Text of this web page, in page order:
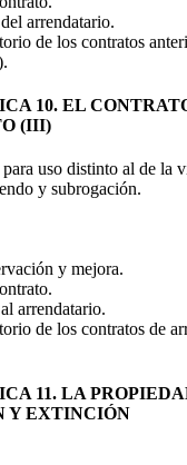
arrendatario.
de los contratos
10. EL
(III)
uso distinto al de la
y subrogación.
y mejora.
arrendatario.
de los contratos de
11. LA
Y EXTINCIÓN